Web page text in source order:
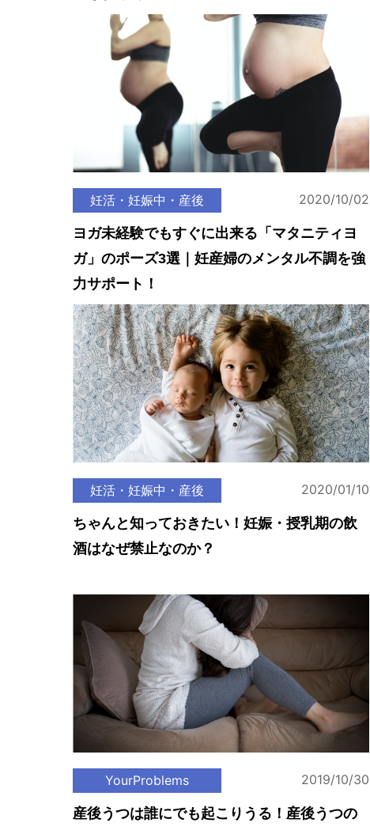
妊活・妊娠中・産後 2020/10/02
ヨガ未経験でもすぐに出来る「マタニティヨ
ガ」のポーズ3選｜妊産婦のメンタル不調を強
力サポート！
妊活・妊娠中・産後 2020/01/10
ちゃんと知っておきたい！妊娠・授乳期の飲
酒はなぜ禁止なのか？
YourProblems 2019/10/30
産後うつは誰にでも起こりうる！産後うつの